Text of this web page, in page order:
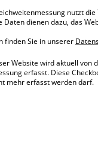
nutzt die
Daten dienen dazu, das
finden Sie in unserer
Website wird aktuell von
erfasst. Diese
mehr erfasst werden darf.